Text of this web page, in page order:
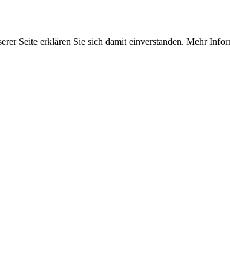
Seite erklären Sie sich damit einverstanden. Mehr